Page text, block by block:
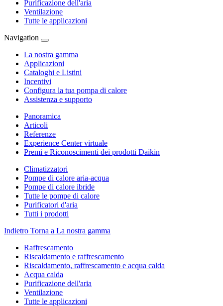
Purificazione dell'aria
Ventilazione
Tutte le applicazioni
Navigation
La nostra gamma
Applicazioni
Cataloghi e Listini
Incentivi
Configura la tua pompa di calore
Assistenza e supporto
Panoramica
Articoli
Referenze
Experience Center virtuale
Premi e Riconoscimenti dei prodotti Daikin
Climatizzatori
Pompe di calore aria-acqua
Pompe di calore ibride
Tutte le pompe di calore
Purificatori d'aria
Tutti i prodotti
Indietro Torna a La nostra gamma
Raffrescamento
Riscaldamento e raffrescamento
Riscaldamento, raffrescamento e acqua calda
Acqua calda
Purificazione dell'aria
Ventilazione
Tutte le applicazioni